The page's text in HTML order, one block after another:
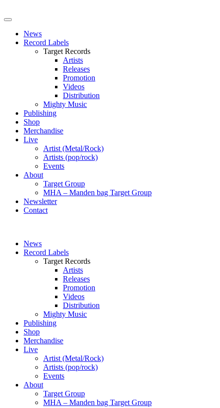
News
Record Labels
Target Records
Artists
Releases
Promotion
Videos
Distribution
Mighty Music
Publishing
Shop
Merchandise
Live
Artist (Metal/Rock)
Artists (pop/rock)
Events
About
Target Group
MHA – Manden bag Target Group
Newsletter
Contact
News
Record Labels
Target Records
Artists
Releases
Promotion
Videos
Distribution
Mighty Music
Publishing
Shop
Merchandise
Live
Artist (Metal/Rock)
Artists (pop/rock)
Events
About
Target Group
MHA – Manden bag Target Group